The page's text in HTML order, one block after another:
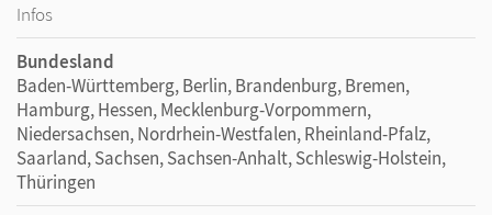
Infos
Bundesland
Baden-Württemberg, Berlin, Brandenburg, Bremen,
Hamburg, Hessen, Mecklenburg-Vorpommern,
Niedersachsen, Nordrhein-Westfalen, Rheinland-Pfalz,
Saarland, Sachsen, Sachsen-Anhalt, Schleswig-Holstein,
Thüringen